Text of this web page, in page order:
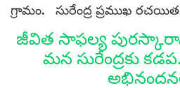
గ్రామం. సురేంద్ర ప్రముఖ
జీవిత సాఫల్య
మన సురేంద్రకు